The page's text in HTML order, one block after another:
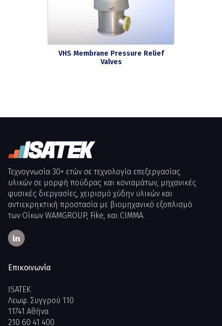
VHS Membrane Pressure Relief
Valves
Τεχνογνωσία 30+ ετών σε τεχνολογία επεξεργασίας
υλικών σε μορφή πούδρας και κονιαμάτων, μηχανικές
φυσικές διεργασίες, χειρισμό χύδην υλικών και
αντιεκρηκτική προστασία με βιομηχανικό εξοπλισμό
των Οίκων WAMGROUP, Fike, και CIMMA.
Επικοινωνία
ISATEK
Λεωφ. Συγγρού 110
11741 Αθήνα
210 60 41 400